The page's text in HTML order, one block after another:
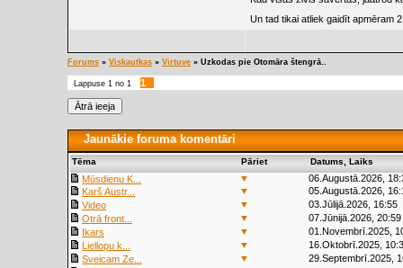
Un tad tikai atliek gaidīt apmēram
Forums » Viskautkas » Virtuve » Uzkodas pie Otomāra štengrā..
Lappuse 1 no 1 1
Jaunākie foruma komentāri
Tēma Pāriet Datums, Laiks
Mūsdienu K... ▼
06.Augustā.2026,
Karš Austr...
▼
05.Augustā.2026,
Video
▼
03.Jūlijā.2026, 16:55
Otrā front...
▼
07.Jūnijā.2026, 20:59
Ikars
▼
01.Novembrī.2025,
Liellopu k...
▼
16.Oktobrī.2025,
Sveicam Ze...
▼
29.Septembrī.2025,